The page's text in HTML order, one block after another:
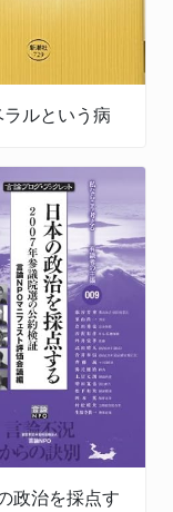
ラルという病
政治を採点す